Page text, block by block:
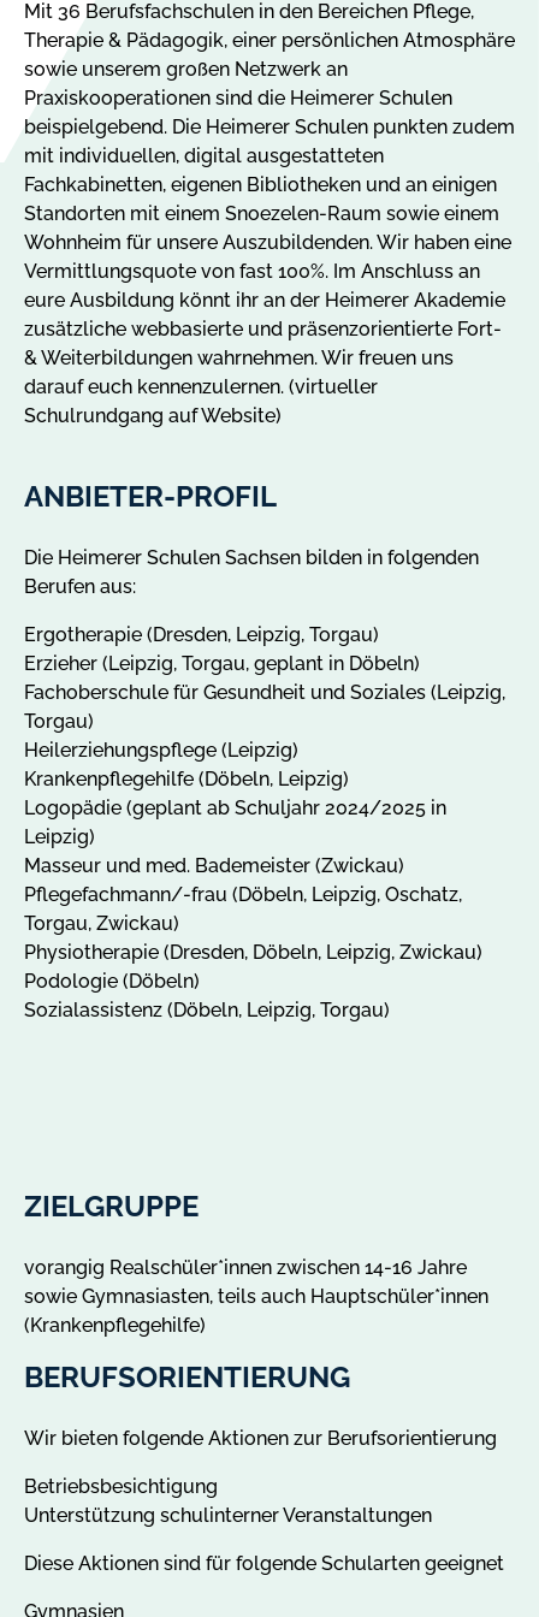
Mit 36 Berufsfachschulen in den Bereichen Pflege,
Therapie & Pädagogik, einer persönlichen Atmosphäre
sowie unserem großen Netzwerk an
Praxiskooperationen sind die Heimerer Schulen
beispielgebend. Die Heimerer Schulen punkten zudem
mit individuellen, digital ausgestatteten
Fachkabinetten, eigenen Bibliotheken und an einigen
Standorten mit einem Snoezelen-Raum sowie einem
Wohnheim für unsere Auszubildenden. Wir haben eine
Vermittlungsquote von fast 100%. Im Anschluss an
eure Ausbildung könnt ihr an der Heimerer Akademie
zusätzliche webbasierte und präsenzorientierte Fort-
& Weiterbildungen wahrnehmen. Wir freuen uns
darauf euch kennenzulernen. (virtueller
Schulrundgang auf Website)
ANBIETER-PROFIL
Die Heimerer Schulen Sachsen bilden in folgenden
Berufen aus:
Ergotherapie (Dresden, Leipzig, Torgau)
Erzieher (Leipzig, Torgau, geplant in Döbeln)
Fachoberschule für Gesundheit und Soziales (Leipzig,
Torgau)
Heilerziehungspflege (Leipzig)
Krankenpflegehilfe (Döbeln, Leipzig)
Logopädie (geplant ab Schuljahr 2024/2025 in
Leipzig)
Masseur und med. Bademeister (Zwickau)
Pflegefachmann/-frau (Döbeln, Leipzig, Oschatz,
Torgau, Zwickau)
Physiotherapie (Dresden, Döbeln, Leipzig, Zwickau)
Podologie (Döbeln)
Sozialassistenz (Döbeln, Leipzig, Torgau)
ZIELGRUPPE
vorangig Realschüler*innen zwischen 14-16 Jahre
sowie Gymnasiasten, teils auch Hauptschüler*innen
(Krankenpflegehilfe)
BERUFSORIENTIERUNG
Wir bieten folgende Aktionen zur Berufsorientierung
Betriebsbesichtigung
Unterstützung schulinterner Veranstaltungen
Diese Aktionen sind für folgende Schularten geeignet
Gymnasien